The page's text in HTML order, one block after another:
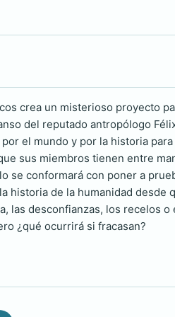
crea un misterioso proyecto
del reputado antropólogo
el mundo y por la historia
sus miembros tienen entre
se conformará con poner a
historia de la humanidad desde
las desconfianzas, los recelos o
¿qué ocurrirá si fracasan?